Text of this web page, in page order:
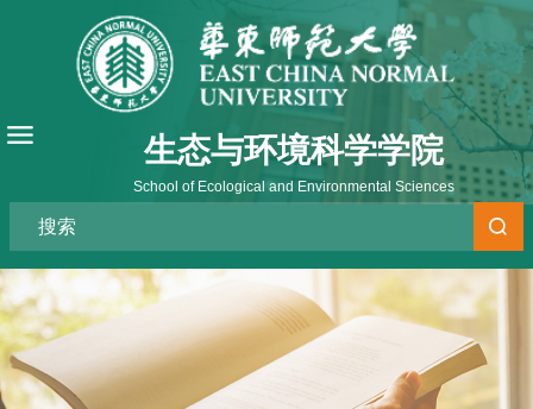
生态与环境科学学院
School of Ecological and Environmental Sciences